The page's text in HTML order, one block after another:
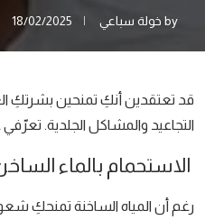
by خولة سباعي 18/02/2025
قد تعتقدين أنكِ تمنحين بشرتكِ
التجاعيد والمشاكل الجلدية.
الاستحمام بالماء
رغم أن المياه الساخنة تمنحكِ